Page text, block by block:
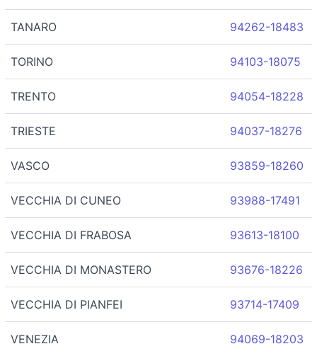
TANARO 94262-18483
TORINO 94103-18075
TRENTO 94054-18228
TRIESTE 94037-18276
VASCO 93859-18260
VECCHIA DI CUNEO 93988-17491
VECCHIA DI FRABOSA 93613-18100
VECCHIA DI MONASTERO 93676-18226
VECCHIA DI PIANFEI 93714-17409
VENEZIA 94069-18203